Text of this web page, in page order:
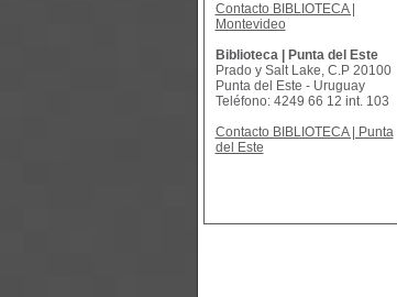
Contacto BIBLIOTECA |
Montevideo
Biblioteca | Punta del Este
Prado y Salt Lake, C.P 20100
Punta del Este - Uruguay
Teléfono: 4249 66 12 int. 103
Contacto BIBLIOTECA | Punta
del Este